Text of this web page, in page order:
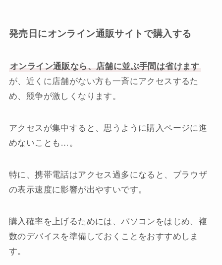
発売日にオンライン通販サイトで購入する
オンライン通販なら、店舗に並ぶ手間は省けます
が、近くに店舗がない方も一斉にアクセスするた
め、競争が激しくなります。
アクセスが集中すると、思うように購入ページに進
めないことも…。
特に、携帯電話はアクセス過多になると、ブラウザ
の表示速度に影響が出やすいです。
購入確率を上げるためには、パソコンをはじめ、複
数のデバイスを準備しておくことをおすすめしま
す。